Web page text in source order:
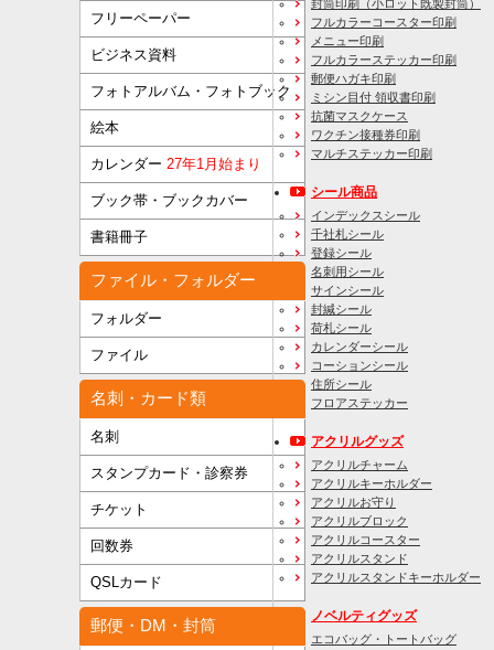
フリーペーパー
ビジネス資料
フォトアルバム・フォトブック
絵本
カレンダー 27年1月始まり
ブック帯・ブックカバー
書籍冊子
ファイル・フォルダー
フォルダー
ファイル
名刺・カード類
名刺
スタンプカード・診察券
チケット
回数券
QSLカード
郵便・DM・封筒
封筒印刷
（小ロット既製封筒）
フルカラーコースター印刷
メニュー印刷
フルカラーステッカー印刷
郵便ハガキ印刷
ミシン目付 領収書印刷
抗菌マスクケース
ワクチン接種券印刷
マルチステッカー印刷
シール商品
インデックスシール
千社札シール
登録シール
名刺用シール
サインシール
封緘シール
荷札シール
カレンダーシール
コーションシール
住所シール
フロアステッカー
アクリルグッズ
アクリルチャーム
アクリルキーホルダー
アクリルお守り
アクリルブロック
アクリルコースター
アクリルスタンド
アクリルスタンドキーホルダー
ノベルティグッズ
エコバッグ・トートバッグ